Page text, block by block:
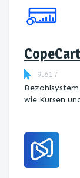
CopeCart
9.617
wie Kursen